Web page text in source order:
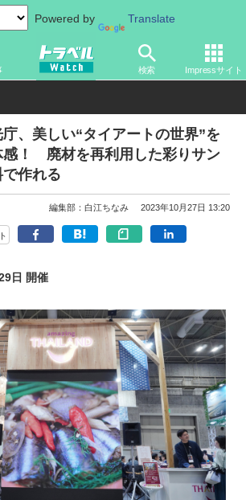
Powered by Translate
検索 Impressサイト
ント ツーリズムEXPOジャパン 2023
、美しい“タイアートの世界”を
感！ 廃材を再利用した彩りサン
で作れる
編集部：白江ちなみ 2023年10月27日 13:20
日 開催